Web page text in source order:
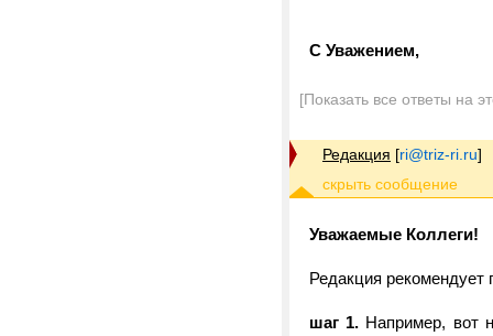
С Уважением,
[Показать все ответы на
Редакция [ri@triz-ri.ru]
Уважаемые Коллеги!
Редакция
шаг 1. Например, вот